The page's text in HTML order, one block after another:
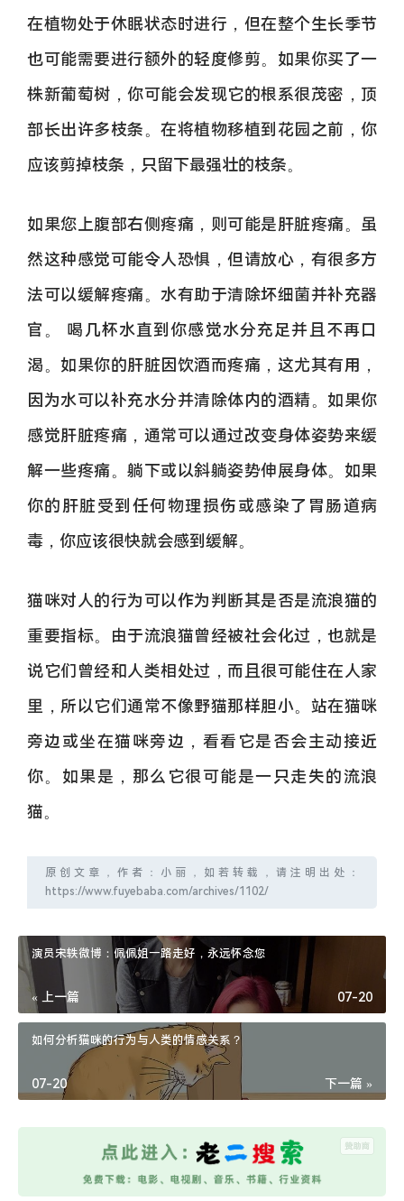
在植物处于休眠状态时进行，但在整个生长季节
也可能需要进行额外的轻度修剪。如果你买了一
株新葡萄树，你可能会发现它的根系很茂密，顶
部长出许多枝条。在将植物移植到花园之前，你
应该剪掉枝条，只留下最强壮的枝条。
如果您上腹部右侧疼痛，则可能是肝脏疼痛。虽
然这种感觉可能令人恐惧，但请放心，有很多方
法可以缓解疼痛。水有助于清除坏细菌并补充器
官。 喝几杯水直到你感觉水分充足并且不再口
渴。如果你的肝脏因饮酒而疼痛，这尤其有用，
因为水可以补充水分并清除体内的酒精。如果你
感觉肝脏疼痛，通常可以通过改变身体姿势来缓
解一些疼痛。躺下或以斜躺姿势伸展身体。如果
你的肝脏受到任何物理损伤或感染了胃肠道病
毒，你应该很快就会感到缓解。
猫咪对人的行为可以作为判断其是否是流浪猫的
重要指标。由于流浪猫曾经被社会化过，也就是
说它们曾经和人类相处过，而且很可能住在人家
里，所以它们通常不像野猫那样胆小。站在猫咪
旁边或坐在猫咪旁边，看看它是否会主动接近
你。如果是，那么它很可能是一只走失的流浪
猫。
原创文章，作者：小丽，如若转载，请注明出处：
https://www.fuyebaba.com/archives/1102/
演员宋轶微博：佩佩姐一路走好，永远怀念您​​​
« 上一篇 07-20
如何分析猫咪的行为与人类的情感关系？
下一篇 »
07-20